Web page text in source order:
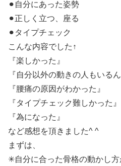
⚫︎自分にあった姿勢
⚫︎正しく立つ、座る
⚫︎タイプチェック
こんな内容でした↑
『楽しかった』
『自分以外の動きの人もいるん
『腰痛の原因がわかった』
『タイプチェック難しかった』
『為になった』
など感想を頂きました^ ^
まずは、
✳︎自分に合った骨格の動かし方